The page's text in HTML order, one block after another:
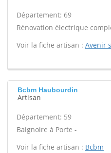
Département: 69
Rénovation électrique
Voir la fiche artisan : Avenir
Bcbm Haubourdin
Artisan
Département: 59
Baignoire à Porte -
Voir la fiche artisan : Bcbm